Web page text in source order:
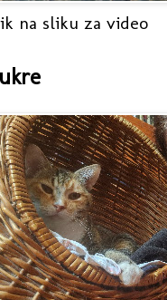
na sliku za video